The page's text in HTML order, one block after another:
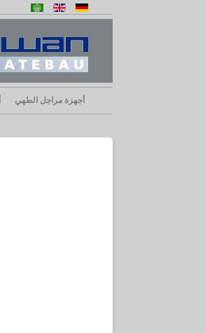
أجهزة مراجل الطهي